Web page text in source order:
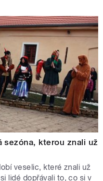
sezóna, kterou znali už
veselic, které znali už
lidé dopřávali to, co si v